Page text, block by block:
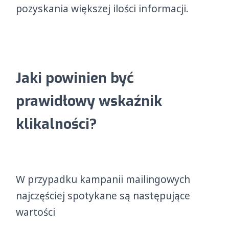
pozyskania większej ilości informacji.
Jaki powinien być
prawidłowy wskaźnik
klikalności?
W przypadku kampanii mailingowych
najczęściej spotykane są następujące
wartości